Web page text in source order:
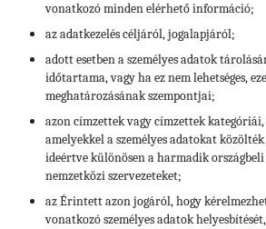
vonatkozó minden elérhető információ;
az adatkezelés céljáról, jogalapjáról;
adott esetben a személyes adatok
időtartama, vagy ha ez nem lehetséges,
meghatározásának szempontjai;
azon címzettek vagy címzettek
amelyekkel a személyes adatokat
ideértve különösen a harmadik
nemzetközi szervezeteket;
az Érintett azon jogáról, hogy
vonatkozó személyes adatok